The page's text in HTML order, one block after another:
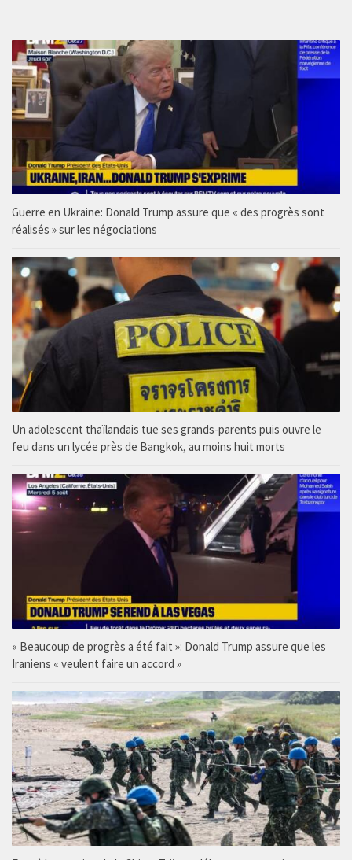
Guerre en Ukraine: Donald Trump assure que « des progrès sont
réalisés » sur les négociations
Un adolescent thaïlandais tue ses grands-parents puis ouvre le
feu dans un lycée près de Bangkok, au moins huit morts
« Beaucoup de progrès a été fait »: Donald Trump assure que les
Iraniens « veulent faire un accord »